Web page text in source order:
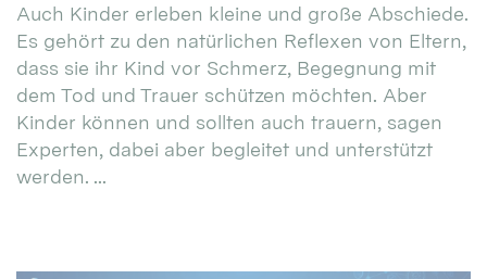
Auch Kinder erleben kleine und große Abschiede.
Es gehört zu den natürlichen Reflexen von Eltern,
dass sie ihr Kind vor Schmerz, Begegnung mit
dem Tod und Trauer schützen möchten. Aber
Kinder können und sollten auch trauern, sagen
Experten, dabei aber begleitet und unterstützt
werden. ...